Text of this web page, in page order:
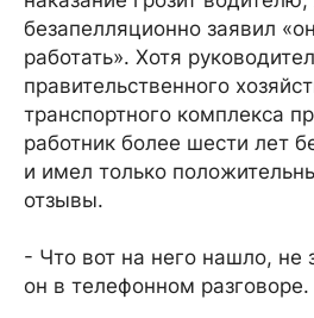
безапелляционно заявил
работать». Хотя
правительственного
транспортного комплекса
работник более шести лет
и имел только
отзывы.
- Что вот на него нашло, не
он в телефонном разговоре.